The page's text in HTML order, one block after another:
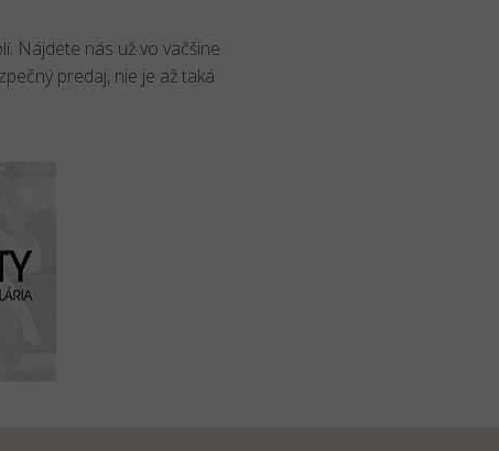
Nájdete nás už vo väčšine
predaj, nie je až taká